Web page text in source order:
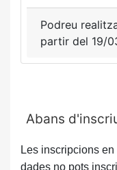
Podreu
partir del 19/
Abans
Les inscripcions
dades no pots